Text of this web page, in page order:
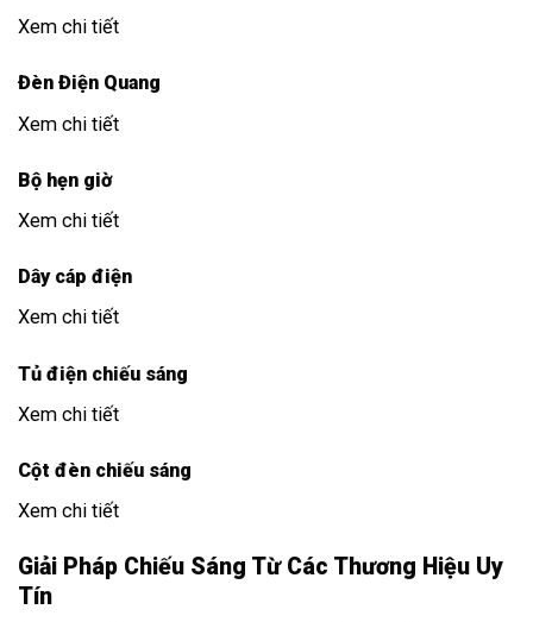
Xem chi tiết
Đèn Điện Quang
Xem chi tiết
Bộ hẹn giờ
Xem chi tiết
Dây cáp điện
Xem chi tiết
Tủ điện chiếu sáng
Xem chi tiết
Cột đèn chiếu sáng
Xem chi tiết
Giải Pháp Chiếu Sáng Từ Các Thương Hiệu Uy
Tín